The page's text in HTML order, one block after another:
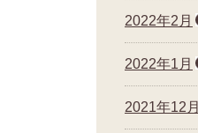
2022年2月
2022年1月
2021年12月